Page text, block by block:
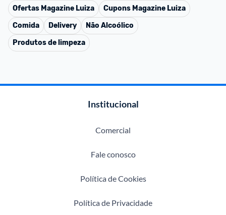
Ofertas Magazine Luiza Cupons Magazine Luiza
Comida
Delivery
Não Alcoólico
Produtos de limpeza
Institucional
Comercial
Fale conosco
Política de Cookies
Política de Privacidade